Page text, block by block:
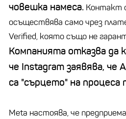
човешка намеса. Контакт
осъществява само чрез
Verified, която също не
Компанията отказва да
че Instagram заявява, че
са "сърцето" на процеса
Meta настоява, че предприема